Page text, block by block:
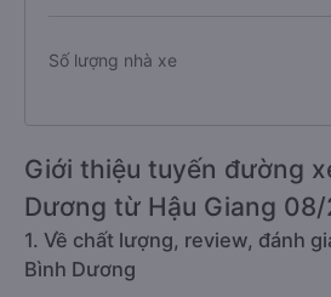
Số lượng nhà xe
Giới thiệu tuyến đường
Dương từ Hậu Giang
1. Về chất lượng, review, đánh
Bình Dương